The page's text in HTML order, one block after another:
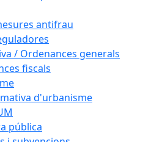
antifrau
/ Ordenances generals
fiscals
d'urbanisme
pública